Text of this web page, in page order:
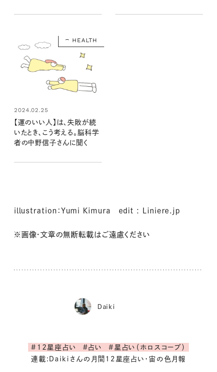
き開運日は？
HEALTH
2024.02.25
【運のいい人】は、失敗が続
いたとき、こう考える。脳科学
者の中野信子さんに聞く
illustration：Yumi Kimura edit : Liniere.jp
※画像・文章の無断転載はご遠慮ください
Daiki
#12星座占い #占い
#星占い（ホロスコープ）
連載:Daikiさんの月間12星座占い・宙の色月報